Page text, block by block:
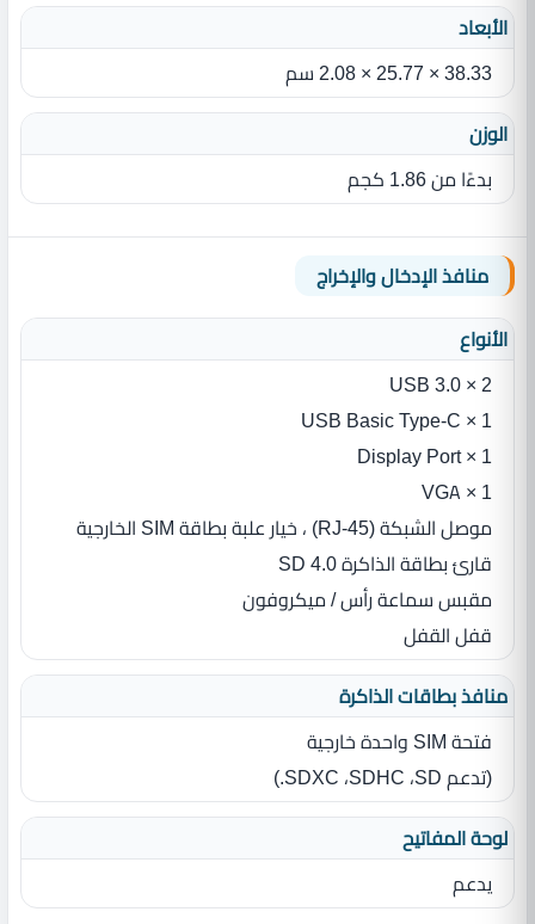
الأبعاد
38.33 ‏×‏ 25.77 ‏×‏ 2.08 سم
الوزن
بدءًا من 1.86‏ كجم
منافذ الإدخال والإخراج
الأنواع
2 × USB 3.0
1 × USB Basic Type-C
1 × Display Port
1 × VGA
موصل الشبكة (RJ-45) ، خيار علبة بطاقة SIM الخارجية
قارئ بطاقة الذاكرة SD 4.0
مقبس سماعة رأس / ميكروفون
قفل القفل
منافذ بطاقات الذاكرة
فتحة SIM‏ واحدة خارجية
(تدعم SD‏، SDHC‏، SDXC‏.)
لوحة المفاتيح
يدعم